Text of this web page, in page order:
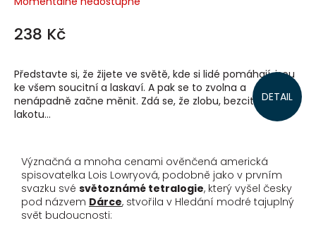
238 Kč
DETAIL
Představte si, že žijete ve světě, kde si lidé pomáhají, jsou
ke všem soucitní a laskaví. A pak se to zvolna a
nenápadně začne měnit. Zdá se, že zlobu, bezcitnost a
lakotu...
Význačná a mnoha cenami ověnčená americká
spisovatelka Lois Lowryová, podobně jako v prvním
svazku své světoznámé tetralogie, který vyšel česky
pod názvem Dárce, stvořila v Hledání modré tajuplný
svět budoucnosti: